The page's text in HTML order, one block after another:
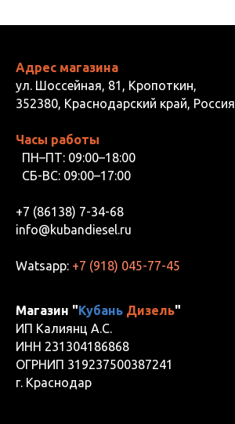
Адрес магазина
ул. Шоссейная, 81, Кропоткин,
352380, Краснодарский край, Россия
Часы работы
ПН–ПТ: 09:00–18:00
СБ-ВС: 09:00–17:00
+7 (86138) 7-34-68
info@kubandiesel.ru
Watsapp: +7 (918) 045-77-45
Магазин "Кубань Дизель"
ИП Калиянц А.С.
ИНН 231304186868
ОГРНИП 319237500387241
г. Краснодар